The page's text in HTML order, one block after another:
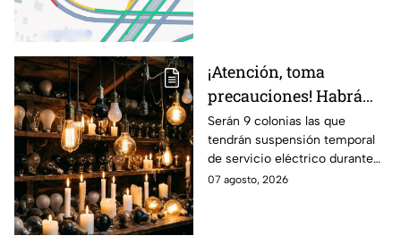
¡Atención, toma
precauciones! Habrá
suspensión de luz por 8
horas hoy viernes 7 y
mañana sábado 8 de
agosto en 9 sitios
Serán 9 colonias las que
tendrán suspensión temporal
de servicio eléctrico durante
ocho horas este viernes 7 y
07 agosto, 2026